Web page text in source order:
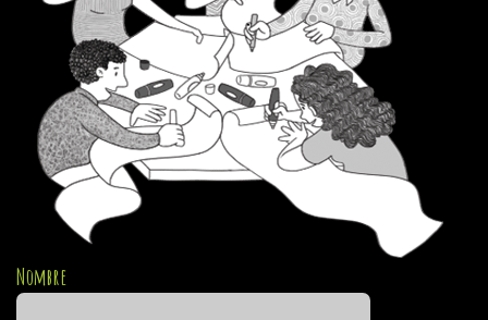
Nombre